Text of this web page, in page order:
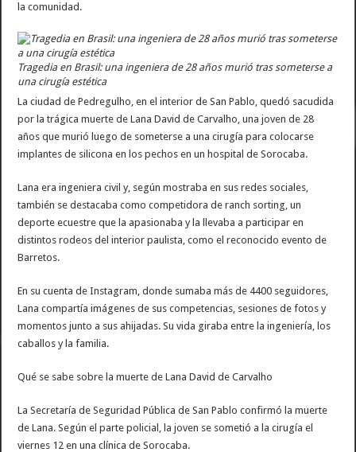
la comunidad.
Tragedia en Brasil: una ingeniera de 28 años murió tras someterse a
una cirugía estética
La ciudad de Pedregulho, en el interior de San Pablo, quedó sacudida
por la trágica muerte de Lana David de Carvalho, una joven de 28
años que murió luego de someterse a una cirugía para colocarse
implantes de silicona en los pechos en un hospital de Sorocaba.
Lana era ingeniera civil y, según mostraba en sus redes sociales,
también se destacaba como competidora de ranch sorting, un
deporte ecuestre que la apasionaba y la llevaba a participar en
distintos rodeos del interior paulista, como el reconocido evento de
Barretos.
En su cuenta de Instagram, donde sumaba más de 4400 seguidores,
Lana compartía imágenes de sus competencias, sesiones de fotos y
momentos junto a sus ahijadas. Su vida giraba entre la ingeniería, los
caballos y la familia.
Qué se sabe sobre la muerte de Lana David de Carvalho
La Secretaría de Seguridad Pública de San Pablo confirmó la muerte
de Lana. Según el parte policial, la joven se sometió a la cirugía el
viernes 12 en una clínica de Sorocaba.